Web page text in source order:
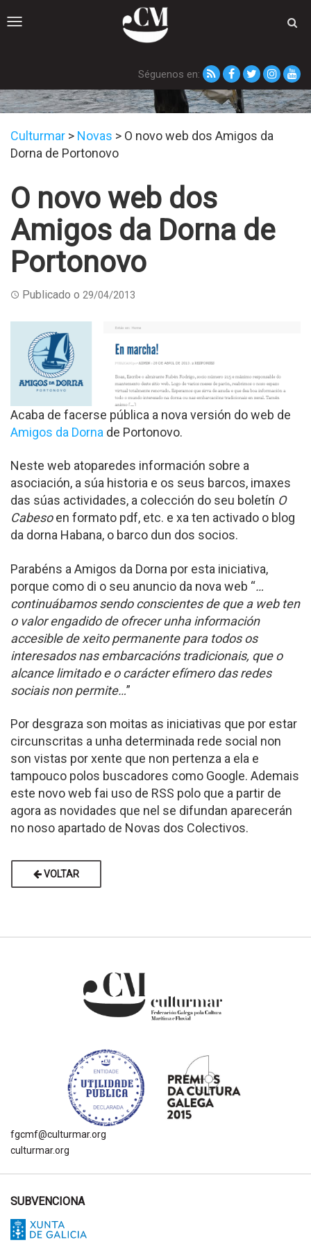
Toggle
Séguenos en:
Novas
Culturmar > Novas > O novo web dos Amigos da
Dorna de Portonovo
O novo web dos
Amigos da Dorna de
Portonovo
Publicado o 29/04/2013
Acaba de facerse pública a nova versión do web de
Amigos da Dorna de Portonovo.
Neste web atoparedes información sobre a
asociación, a súa historia e os seus barcos, imaxes
das súas actividades, a colección do seu boletín O
Cabesoen formato pdf, etc. e xa ten activado o blog
da dorna Habana, o barco dun dos socios.
Parabéns a Amigos da Dorna por esta iniciativa,
porque como di o seu anuncio da nova web “…
continuábamos sendo conscientes de que a web ten
o valor engadido de ofrecer unha información
accesible de xeito permanente para todos os
interesados nas embarcacións tradicionais, que o
alcance limitado e o carácter efímero das redes
sociais non permite…”
Por desgraza son moitas as iniciativas que por estar
circunscritas a unha determinada rede social non
son vistas por xente que non pertenza a ela e
tampouco polos buscadores como Google. Ademais
este novo web fai uso de RSS polo que a partir de
agora as novidades que nel se difundan aparecerán
no noso apartado de Novas dos Colectivos.
VOLTAR
fgcmf@culturmar.org
culturmar.org
SUBVENCIONA